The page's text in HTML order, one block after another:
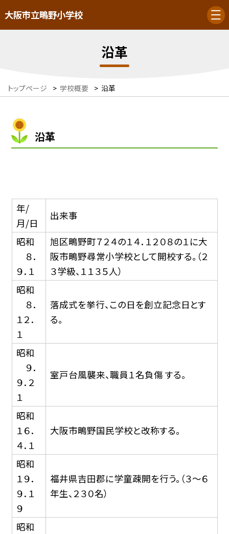
大阪市立鴫野小学校
沿革
トップページ > 学校概要 > 沿革
沿革
年/
月/日
出来事
昭和
８．
９．１
旭区鴫野町７２４の１４．１２０８の１に大
阪市鴫野尋常小学校として開校する。（２
３学級、１１３５人）
昭和
８．
１２．
１
落成式を挙行、この日を創立記念日とす
る。
昭和
９．
９．２
１
室戸台風襲来、職員１名負傷 する。
昭和
１６．
４．１
大阪市鴫野国民学校と改称する。
昭和
１９．
９．１
９
福井県吉田郡に学童疎開を行う。（３〜６
年生、２３０名）
昭和